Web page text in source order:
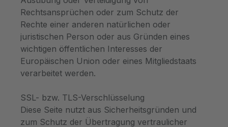
Rechtsansprüchen oder zum Schutz der
Rechte einer anderen natürlichen oder
juristischen Person oder aus Gründen eines
wichtigen öffentlichen Interesses der
Europäischen Union oder eines Mitgliedstaats
verarbeitet werden.
SSL- bzw. TLS-Verschlüsselung
Diese Seite nutzt aus Sicherheitsgründen und
zum Schutz der Übertragung vertraulicher